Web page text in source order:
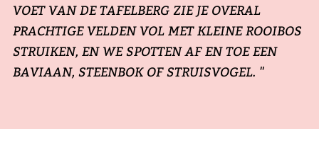
VOET VAN DE TAFELBERG ZIE JE OVERAL
PRACHTIGE VELDEN VOL MET KLEINE ROOIBOS
STRUIKEN, EN WE SPOTTEN AF EN TOE EEN
BAVIAAN, STEENBOK OF STRUISVOGEL. "